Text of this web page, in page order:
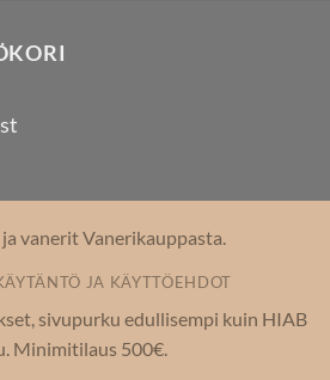
vanerit Vanerikauppasta.
JA KÄYTTÖEHDOT
sivupurku edullisempi kuin HIAB
Minimitilaus 500€.